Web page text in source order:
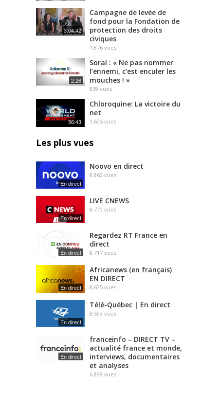
3:04:42
Campagne de levée de
fond pour la Fondation de
protection des droits
civiques
1,876 vues
2:26
Soral : « Ne pas nommer
l’ennemi, c’est enculer les
mouches ! »
839 vues
56:43
Chloroquine: La victoire du
net
1,605 vues
Les plus vues
En direct
Noovo en direct
8,860 vues
En direct
LIVE CNEWS
8,770 vues
En direct
Regardez RT France en
direct
8,717 vues
En direct
Africanews (en français)
EN DIRECT
8,635 vues
En direct
Télé-Québec | En direct
8,593 vues
En direct
franceinfo – DIRECT TV –
actualité france et monde,
interviews, documentaires
et analyses
6,898 vues